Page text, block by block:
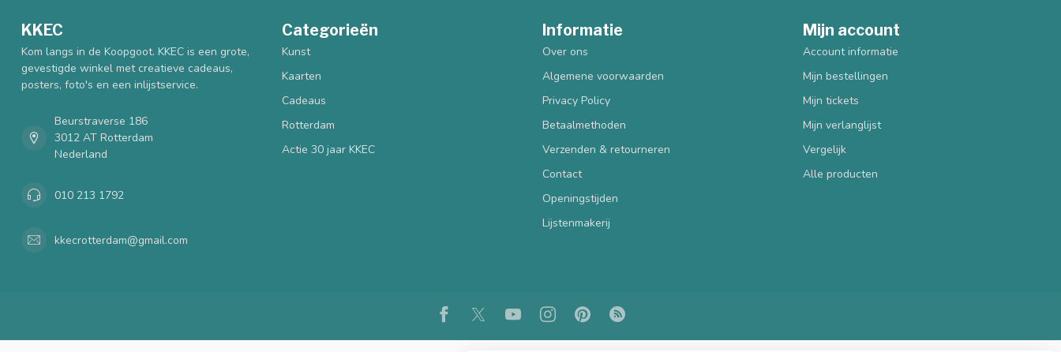
KKEC
Kom langs in de Koopgoot. KKEC is een grote,
gevestigde winkel met creatieve cadeaus,
posters, foto's en een inlijstservice.
Beurstraverse 186
3012 AT Rotterdam
Nederland
010 213 1792
kkecrotterdam@gmail.com
Categorieën
Kunst
Kaarten
Cadeaus
Rotterdam
Actie 30 jaar KKEC
Informatie
Over ons
Algemene voorwaarden
Privacy Policy
Betaalmethoden
Verzenden & retourneren
Contact
Openingstijden
Lijstenmakerij
Mijn account
Account informatie
Mijn bestellingen
Mijn tickets
Mijn verlanglijst
Vergelijk
Alle producten